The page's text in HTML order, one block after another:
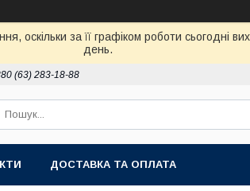
оскільки за її графіком роботи сьогодні
день.
(63) 283-18-88
ДОСТАВКА ТА ОПЛАТА